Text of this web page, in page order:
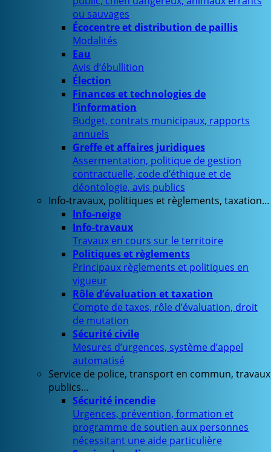
ou sauvages
Écocentre et distribution de paillis
Modalités
Eau
Avis d’ébullition
Élection
Finances et technologies de
l’information
Budget, contrats municipaux, rapports
annuels
Greffe et affaires juridiques
Assermentation, politique de gestion
contractuelle, code d’éthique et de
déontologie, avis publics
Info-travaux, politiques et règlements, taxation…
Info-neige
Info-travaux
Travaux en cours sur le territoire
Politiques et règlements
Principaux règlements et politiques en
vigueur
Rôle d’évaluation et taxation
Compte de taxes, rôle d’évaluation, droit
de mutation
Sécurité civile
Mesures d’urgences, système d’appel
automatisé
Service de police, transport en commun, travaux
publics…
Sécurité incendie
Urgences, prévention, formation et
programme de soutien aux personnes
nécessitant une aide particulière